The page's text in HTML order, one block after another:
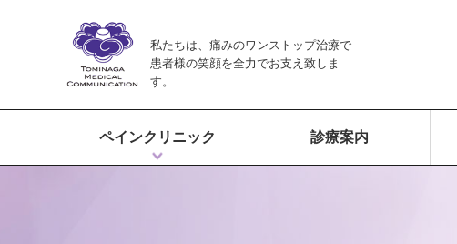
私たちは、痛みのワンストップ治療で
患者様の笑顔を全力でお支え致しま
す。
ペインクリニック 診療案内